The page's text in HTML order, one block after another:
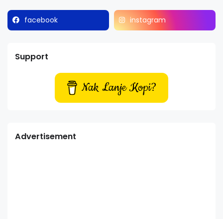
facebook instagram
Support
Nak Lanje Kopi?
Advertisement